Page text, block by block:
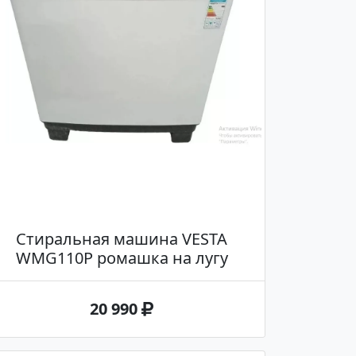
Стиральная машина VESTA
WMG110P ромашка на лугу
20 990